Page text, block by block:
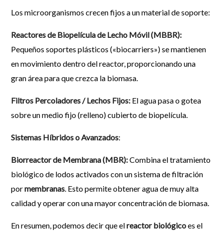
Los microorganismos crecen fijos a un material de soporte:
Reactores de Biopelícula de Lecho Móvil (MBBR):
Pequeños soportes plásticos («biocarriers») se mantienen
en movimiento dentro del reactor, proporcionando una
gran área para que crezca la biomasa.
Filtros Percoladores / Lechos Fijos: El agua pasa o gotea
sobre un medio fijo (relleno) cubierto de biopelícula.
Sistemas Híbridos o Avanzados:
Biorreactor de Membrana (MBR):Combina el tratamiento
biológico de lodos activados con un sistema de filtración
pormembranas. Esto permite obtener agua de muy alta
calidad y operar con una mayor concentración de biomasa.
En resumen, podemos decir que elreactor biológicoes el